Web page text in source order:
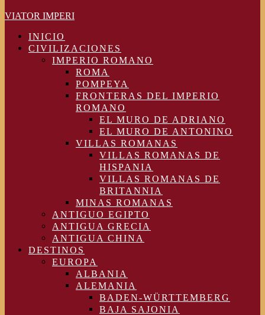
VIATOR IMPERI
INICIO
CIVILIZACIONES
IMPERIO ROMANO
ROMA
POMPEYA
FRONTERAS DEL IMPERIO
ROMANO
EL MURO DE ADRIANO
EL MURO DE ANTONINO
VILLAS ROMANAS
VILLAS ROMANAS DE
HISPANIA
VILLAS ROMANAS DE
BRITANNIA
MINAS ROMANAS
ANTIGUO EGIPTO
ANTIGUA GRECIA
ANTIGUA CHINA
DESTINOS
EUROPA
ALBANIA
ALEMANIA
BADEN-WÜRTTEMBERG
BAJA SAJONIA